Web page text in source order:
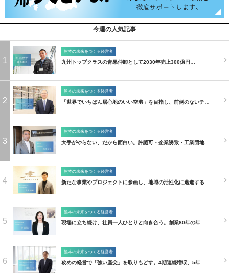
今週の人気記事
1
熊本の未来をつくる経営者
九州トップクラスの青果仲卸として2030年売上300億円…
2
熊本の未来をつくる経営者
「世界でいちばん居心地のいい空港」を目指し、前例のないチ…
3
熊本の未来をつくる経営者
大手がやらない、だから面白い。許認可・企業誘致・工業団地…
4
熊本の未来をつくる経営者
新たな事業やプロジェクトに参画し、地域の活性化に邁進する…
5
熊本の未来をつくる経営者
現場に立ち続け、社員一人ひとりと向き合う。創業80年の年…
6
熊本の未来をつくる経営者
攻めの経営で「強い産交」を取りもどす。4期連続増収、5年…